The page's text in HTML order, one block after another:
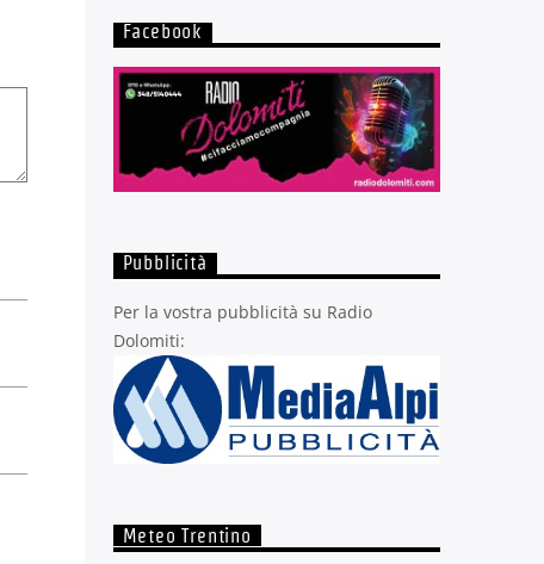
Facebook
Pubblicità
Per la vostra pubblicità su Radio
Dolomiti:
Meteo Trentino